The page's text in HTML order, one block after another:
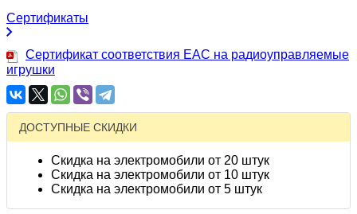
Сертификаты
Сертификат соответствия EAC на радиоуправляемые
игрушки
ДОСТУПНЫЕ СКИДКИ
Скидка на электромобили от 20 штук
Скидка на электромобили от 10 штук
Скидка на электромобили от 5 штук